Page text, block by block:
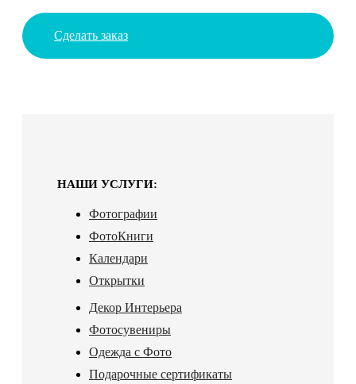
Сделать заказ
НАШИ УСЛУГИ:
Фотографии
ФотоКниги
Календари
Открытки
Декор Интерьера
Фотосувениры
Одежда с Фото
Подарочные сертификаты